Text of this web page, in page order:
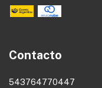
Contacto
543764770447